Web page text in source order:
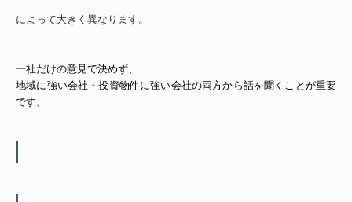
によって大きく異なります。
一社だけの意見で決めず、
地域に強い会社・投資物件に強い会社の両方から話を聞くことが重要
です。